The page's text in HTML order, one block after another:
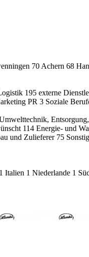
70 Achern 68
195 externe
PR 3 Soziale
114 Energie- und
und Zulieferer 75
1 Italien 1 Niederlande 1